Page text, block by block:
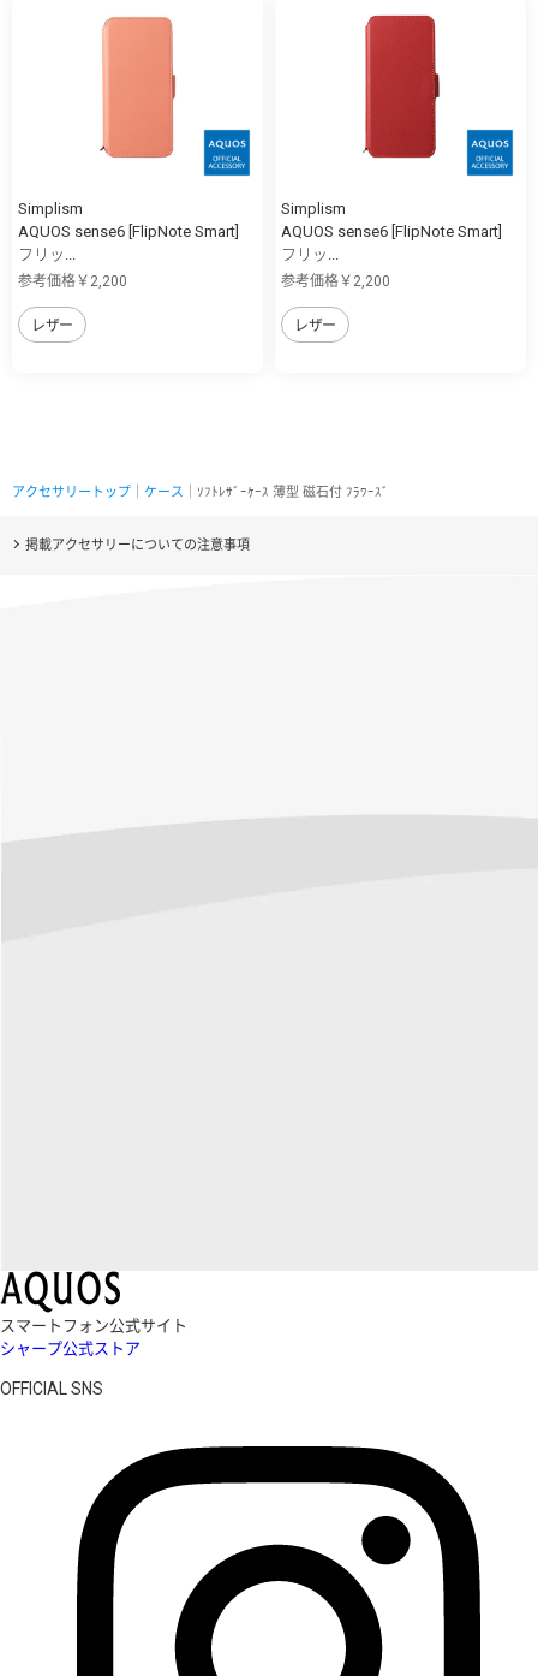
Simplism
AQUOS sense6 [FlipNote Smart]
フリッ...
参考価格￥2,200
レザー
Simplism
AQUOS sense6 [FlipNote Smart]
フリッ...
参考価格￥2,200
レザー
アクセサリートップ ケース ｜ｿﾌﾄﾚｻﾞｰｹｰｽ 薄型 磁石付 ﾌﾗﾜｰｽﾞ
掲載アクセサリーについての注意事項
スマートフォン公式サイト
シャープ公式ストア
OFFICIAL SNS